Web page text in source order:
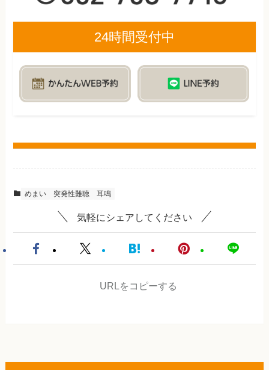
24時間受付中
めまい 突発性難聴 耳鳴
気軽にシェアしてください
URLをコピーする